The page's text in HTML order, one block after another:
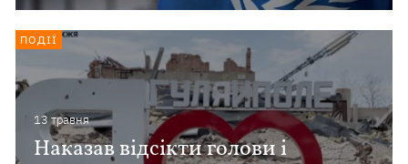
13 травня
Наказав відсікти голови і
ПОДІЇ